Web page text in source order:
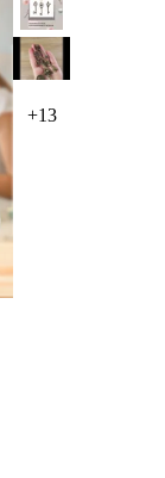
+13